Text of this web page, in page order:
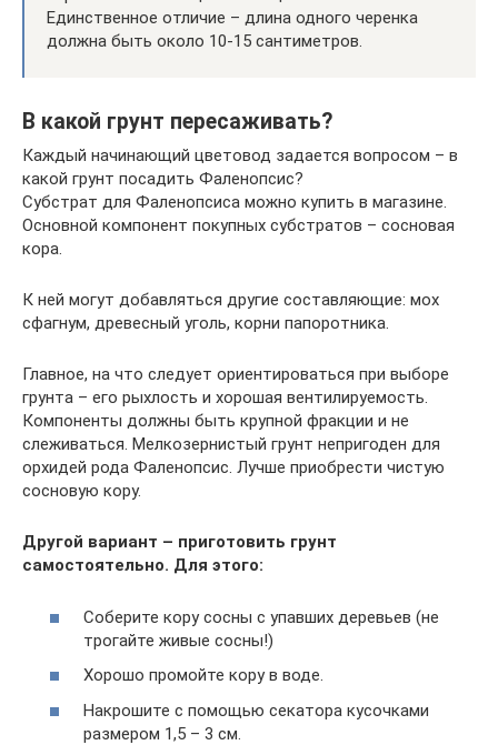
Единственное отличие – длина одного черенка
должна быть около 10-15 сантиметров.
В какой грунт пересаживать?
Каждый начинающий цветовод задается вопросом – в
какой грунт посадить Фаленопсис?
Субстрат для Фаленопсиса можно купить в магазине.
Основной компонент покупных субстратов – сосновая
кора.
К ней могут добавляться другие составляющие: мох
сфагнум, древесный уголь, корни папоротника.
Главное, на что следует ориентироваться при выборе
грунта – его рыхлость и хорошая вентилируемость.
Компоненты должны быть крупной фракции и не
слеживаться. Мелкозернистый грунт непригоден для
орхидей рода Фаленопсис. Лучше приобрести чистую
сосновую кору.
Другой вариант – приготовить грунт
самостоятельно. Для этого:
Соберите кору сосны с упавших деревьев (не
трогайте живые сосны!)
Хорошо промойте кору в воде.
Накрошите с помощью секатора кусочками
размером 1,5 – 3 см.